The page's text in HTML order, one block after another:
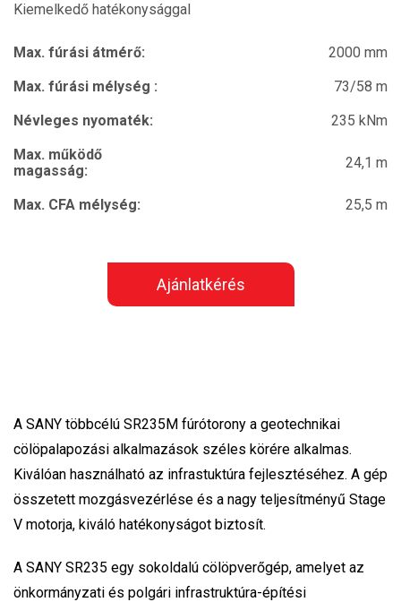
Kiemelkedő hatékonysággal
Max. fúrási átmérő:
2000 mm
Max. fúrási mélység :
73/58 m
Névleges nyomaték:
235 kNm
Max. működő
magasság:
24,1 m
Max. CFA mélység: 25,5 m
Ajánlatkérés
A SANY többcélú SR235M fúrótorony a geotechnikai
cölöpalapozási alkalmazások széles körére alkalmas.
Kiválóan használható az infrastuktúra fejlesztéséhez. A gép
összetett mozgásvezérlése és a nagy teljesítményű Stage
V motorja, kiváló hatékonyságot biztosít.
A SANY SR235 egy sokoldalú cölöpverőgép, amelyet az
önkormányzati és polgári infrastruktúra-építési